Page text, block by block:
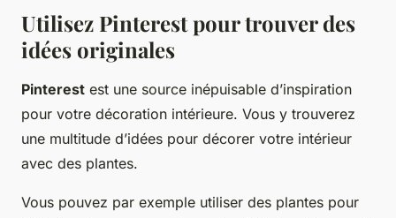
Utilisez Pinterest pour trouver des
idées originales
Pinterest est une source inépuisable d’inspiration
pour votre décoration intérieure. Vous y trouverez
une multitude d’idées pour décorer votre intérieur
avec des plantes.
Vous pouvez par exemple utiliser des plantes pour